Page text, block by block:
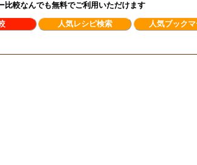
較なんでも無料でご利用いただけます
人気レシピ検索 人気ブック